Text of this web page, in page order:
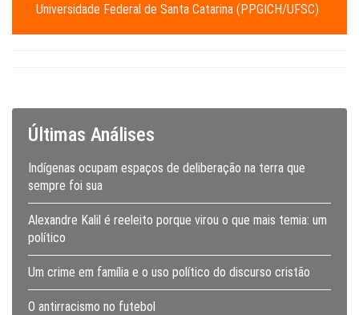
Universidade Federal de Santa Catarina (PPGICH/UFSC)
Últimas Análises
Indígenas ocupam espaços de deliberação na terra que
sempre foi sua
Alexandre Kalil é reeleito porque virou o que mais temia: um
político
Um crime em família e o uso político do discurso cristão
O antirracismo no futebol